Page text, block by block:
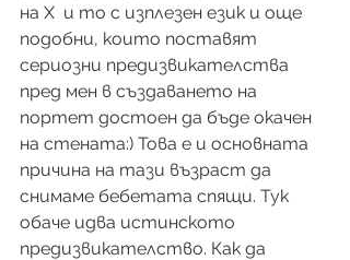
на Х  и то с изплезен език и още
подобни, които поставят
сериозни предизвикателства
пред мен в създаването на
портет достоен да бъде окачен
на стената:) Това е и основната
причина на тази възраст да
снимаме бебетата спящи. Тук
обаче идва истинското
предизвикателство. Как да